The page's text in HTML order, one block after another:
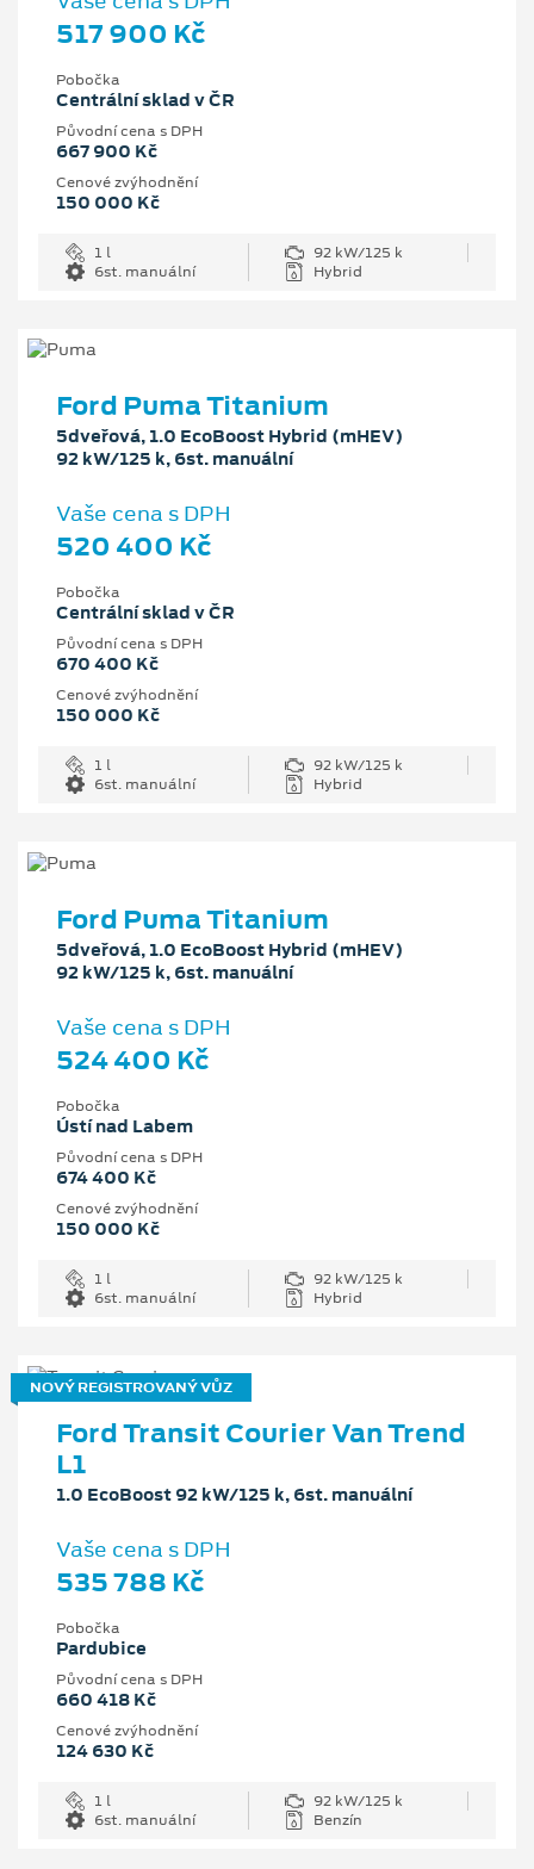
517 900 Kč
Pobočka
Centrální sklad v ČR
Původní cena s DPH
667 900 Kč
Cenové zvýhodnění
150 000 Kč
1 l
92 kW/125 k
6st. manuální
Hybrid
Ford Puma Titanium
5dveřová, 1.0 EcoBoost Hybrid (mHEV)
92 kW/125 k, 6st. manuální
Vaše cena s DPH
520 400 Kč
Pobočka
Centrální sklad v ČR
Původní cena s DPH
670 400 Kč
Cenové zvýhodnění
150 000 Kč
1 l
92 kW/125 k
6st. manuální
Hybrid
Ford Puma Titanium
5dveřová, 1.0 EcoBoost Hybrid (mHEV)
92 kW/125 k, 6st. manuální
Vaše cena s DPH
524 400 Kč
Pobočka
Ústí nad Labem
Původní cena s DPH
674 400 Kč
Cenové zvýhodnění
150 000 Kč
1 l
92 kW/125 k
6st. manuální
Hybrid
NOVÝ REGISTROVANÝ VŮZ
Ford Transit Courier Van Trend
L1
1.0 EcoBoost 92 kW/125 k, 6st. manuální
Vaše cena s DPH
535 788 Kč
Pobočka
Pardubice
Původní cena s DPH
660 418 Kč
Cenové zvýhodnění
124 630 Kč
1 l
92 kW/125 k
6st. manuální
Benzín